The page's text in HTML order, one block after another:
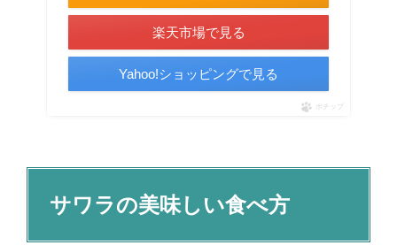
楽天市場で見る
Yahoo!ショッピングで見る
ポチップ
サワラの美味しい食べ方